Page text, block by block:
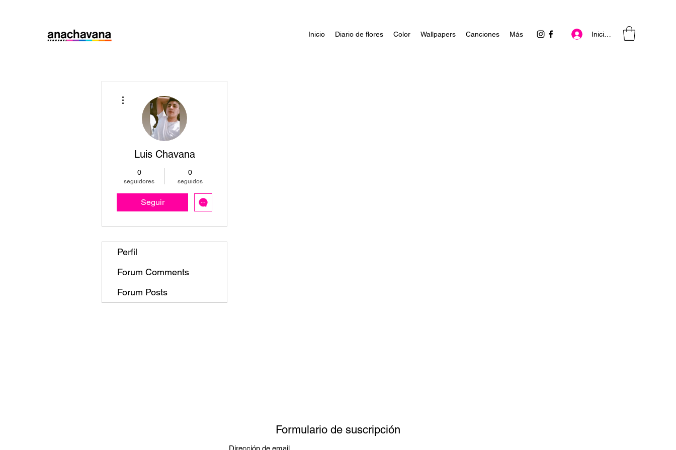
Inicio Diario de flores Color Wallpapers Canciones Más Iniciar sesión
Luis Chavana
0
seguidores
0
seguidos
Seguir
Perfil
Forum Comments
Forum Posts
Formulario de suscripción